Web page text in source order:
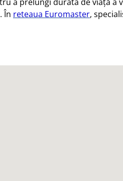
În reteaua Euromaster,